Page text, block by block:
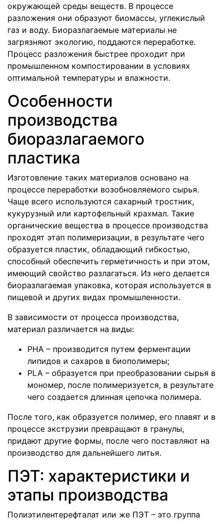
окружающей среды веществ. В процессе
разложения они образуют биомассы, углекислый
газ и воду. Биоразлагаемые материалы не
загрязняют экологию, поддаются переработке.
Процесс разложения быстрее проходит при
промышленном компостировании в условиях
оптимальной температуры и влажности.
Особенности
производства
биоразлагаемого
пластика
Изготовление таких материалов основано на
процессе переработки возобновляемого сырья.
Чаще всего используются сахарный тростник,
кукурузный или картофельный крахмал. Такие
органические вещества в процессе производства
проходят этап полимеризации, в результате чего
образуется пластик, обладающий гибкостью,
способный обеспечить герметичность и при этом,
имеющий свойство разлагаться. Из него делается
биоразлагаемая упаковка, которая используется в
пищевой и других видах промышленности.
В зависимости от процесса производства,
материал различается на виды:
РНА – производится путем ферментации
липидов и сахаров в биополимеры;
PLA – образуется при преобразовании сырья в
мономер, после полимеризуется, в результате
чего создается длинная цепочка полимера.
После того, как образуется полимер, его плавят и в
процессе экструзии превращают в гранулы,
придают другие формы, после чего поставляют на
производство для дальнейшего литья.
ПЭТ: характеристики и
этапы производства
Полиэтилентерефталат или же ПЭТ – это группа